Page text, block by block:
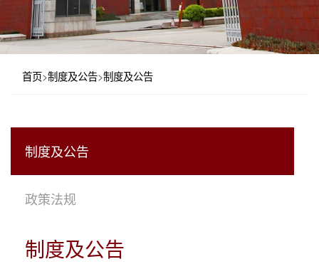
首页>制度及公告>制度及公告
制度及公告
政策法规
制度及公告